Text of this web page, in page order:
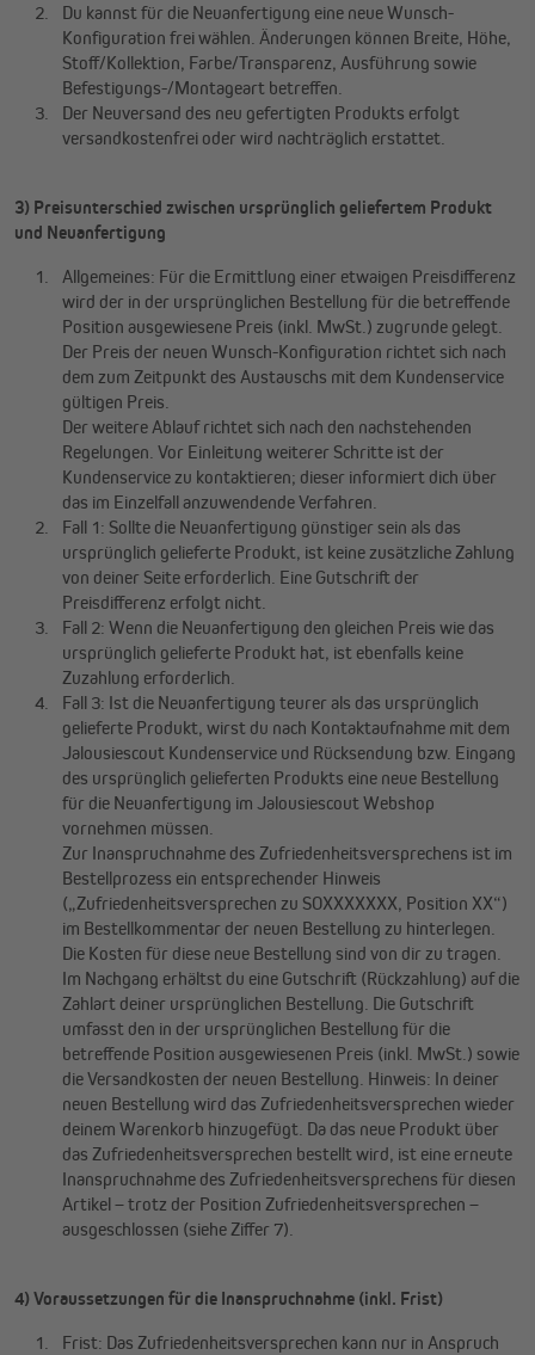
Du kannst für die Neuanfertigung eine neue Wunsch-
Konfiguration frei wählen. Änderungen können Breite, Höhe,
Stoff/Kollektion, Farbe/Transparenz, Ausführung sowie
Befestigungs-/Montageart betreffen.
Der Neuversand des neu gefertigten Produkts erfolgt
versandkostenfrei oder wird nachträglich erstattet.
3) Preisunterschied zwischen ursprünglich geliefertem Produkt
und Neuanfertigung
Allgemeines: Für die Ermittlung einer etwaigen Preisdifferenz
wird der in der ursprünglichen Bestellung für die betreffende
Position ausgewiesene Preis (inkl. MwSt.) zugrunde gelegt.
Der Preis der neuen Wunsch-Konfiguration richtet sich nach
dem zum Zeitpunkt des Austauschs mit dem Kundenservice
gültigen Preis.
Der weitere Ablauf richtet sich nach den nachstehenden
Regelungen. Vor Einleitung weiterer Schritte ist der
Kundenservice zu kontaktieren; dieser informiert dich über
das im Einzelfall anzuwendende Verfahren.
Fall 1: Sollte die Neuanfertigung günstiger sein als das
ursprünglich gelieferte Produkt, ist keine zusätzliche Zahlung
von deiner Seite erforderlich. Eine Gutschrift der
Preisdifferenz erfolgt nicht.
Fall 2: Wenn die Neuanfertigung den gleichen Preis wie das
ursprünglich gelieferte Produkt hat, ist ebenfalls keine
Zuzahlung erforderlich.
Fall 3: Ist die Neuanfertigung teurer als das ursprünglich
gelieferte Produkt, wirst du nach Kontaktaufnahme mit dem
Jalousiescout Kundenservice und Rücksendung bzw. Eingang
des ursprünglich gelieferten Produkts eine neue Bestellung
für die Neuanfertigung im Jalousiescout Webshop
vornehmen müssen.
Zur Inanspruchnahme des Zufriedenheitsversprechens ist im
Bestellprozess ein entsprechender Hinweis
(„Zufriedenheitsversprechen zu SOXXXXXXX, Position XX“)
im Bestellkommentar der neuen Bestellung zu hinterlegen.
Die Kosten für diese neue Bestellung sind von dir zu tragen.
Im Nachgang erhältst du eine Gutschrift (Rückzahlung) auf die
Zahlart deiner ursprünglichen Bestellung. Die Gutschrift
umfasst den in der ursprünglichen Bestellung für die
betreffende Position ausgewiesenen Preis (inkl. MwSt.) sowie
die Versandkosten der neuen Bestellung. Hinweis: In deiner
neuen Bestellung wird das Zufriedenheitsversprechen wieder
deinem Warenkorb hinzugefügt. Da das neue Produkt über
das Zufriedenheitsversprechen bestellt wird, ist eine erneute
Inanspruchnahme des Zufriedenheitsversprechens für diesen
Artikel – trotz der Position Zufriedenheitsversprechen –
ausgeschlossen (siehe Ziffer 7).
4) Voraussetzungen für die Inanspruchnahme (inkl. Frist)
Frist: Das Zufriedenheitsversprechen kann nur in Anspruch